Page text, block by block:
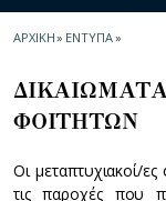
ΑΡΧΙΚΗ» ΕΝΤΥΠΑ»
ΦΟΙΤΗΤΩΝ
Οι μεταπτυχιακοί/
τις παροχές που